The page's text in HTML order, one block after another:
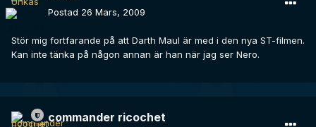
Postad 26 Mars, 2009
Stör mig fortfarande på att Darth Maul är med i den nya ST-filmen.
Kan inte tänka på någon annan är han när jag ser Nero.
commander ricochet